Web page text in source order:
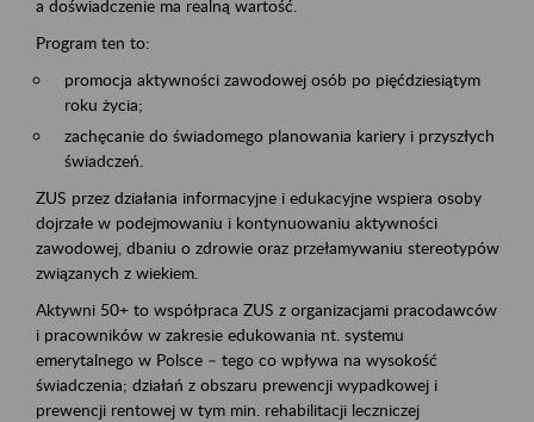
a doświadczenie ma realną wartość.
Program ten to:
promocja aktywności zawodowej osób po pięćdziesiątym
roku życia;
zachęcanie do świadomego planowania kariery i przyszłych
świadczeń.
ZUS przez działania informacyjne i edukacyjne wspiera osoby
dojrzałe w podejmowaniu i kontynuowaniu aktywności
zawodowej, dbaniu o zdrowie oraz przełamywaniu stereotypów
związanych z wiekiem.
Aktywni 50+ to współpraca ZUS z organizacjami pracodawców
i pracowników w zakresie edukowania nt. systemu
emerytalnego w Polsce – tego co wpływa na wysokość
świadczenia; działań z obszaru prewencji wypadkowej i
prewencji rentowej w tym min. rehabilitacji leczniczej